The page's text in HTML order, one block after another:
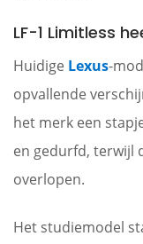
LF-1 Limitless
Huidige Lexus-
opvallende
het merk een
en gedurfd, terwijl
overlopen.
Het studiemodel